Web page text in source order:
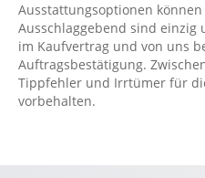
Handyvorbereitung
Harman/Kardon
Hill Descent Control HDC
Kabelloses Laden für
Ausstattungsoptionen
Ausschlaggebend sind
im Kaufvertrag und von uns
Auftragsbestätigung.
Tippfehler und Irrtümer für
vorbehalten.